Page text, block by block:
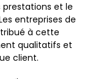
et le
entreprises de
à cette
qualitatifs et
client.